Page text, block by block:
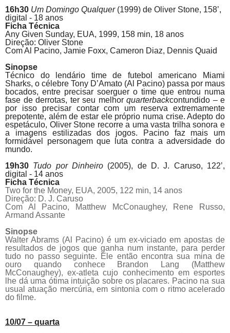
16h30 Um Domingo Qualquer (1999) de Oliver Stone, 158’,
digital - 18 anos
Ficha Técnica
Any Given Sunday, EUA, 1999, 158 min, 18 anos
Direção: Oliver Stone
Com Al
Pacino, Jamie Foxx, Cameron Diaz, Dennis Quaid
Sinopse
Técnico do lendário time de futebol americano Miami
Sharks, o célebre Tony D’Amato (Al
Pacino) passa por maus
bocados, entre precisar soerguer o time que entrou numa
fase de derrotas, ter seu melhor quarterbackcontundido – e
por isso precisar contar com um reserva extremamente
prepotente, além de estar ele próprio numa crise. Adepto do
espetáculo, Oliver Stone recorre a uma vasta trilha sonora e
a imagens estilizadas dos jogos.
Pacinofaz mais um
formidável personagem que luta contra a adversidade do
mundo.
19h30 Tudo por Dinheiro (2005), de
D. J. Caruso, 122’,
digital - 14 anos
Ficha Técnica
Two for the Money, EUA, 2005, 122 min, 14 anos
Direção: D. J. Caruso
Com Al Pacino, Matthew McConaughey, Rene Russo,
Armand Assante
Sinopse
Walter Abrams (Al
Pacino) é um ex-viciado em apostas de
resultados de jogos que ganha num instante, para perder
tudo no passo seguinte. Ele então encontra sua mina de
ouro quando conhece Brandon Lang (Matthew
McConaughey), ex-atleta cujo conhecimento em esportes
lhe dá uma ótima intuição sobre os placares. Pacinona sua
usual atuação mercúria, em sintonia com o ritmo acelerado
do filme.
10/07 – quarta